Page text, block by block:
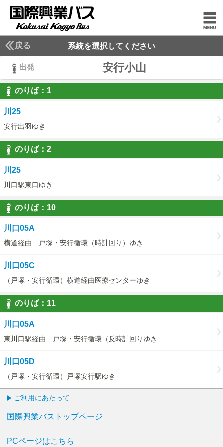
戻る 系統を選択してください
出発 安行小山
のりば： 1
1
川25
安行出羽ゆき
のりば： 2
2
川25
川口駅東口ゆき
のりば： 10
10
川口05A
横道経由 戸塚・安行循環（時計回り）ゆき
川口05C
（戸塚・安行循環）横道経由医療センターゆき
のりば： 11
11
川口05A
東川口駅経由 戸塚・安行循環（反時計回りゆき
川口05D
（戸塚・安行循環）戸塚安行駅ゆき
ご利用にあたって
国際興業バストップページ
PCページはこちら